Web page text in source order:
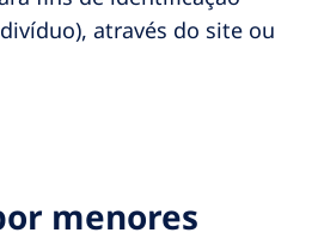
através do site ou
menores